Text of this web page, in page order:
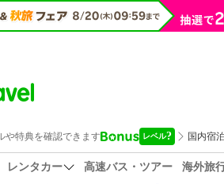
レンタカー 高速バス・ツアー
海外旅